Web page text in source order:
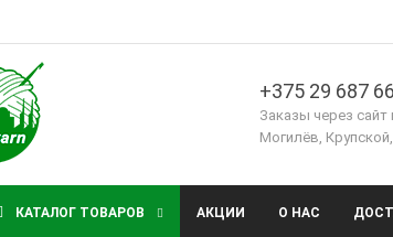
+375 29 687
Заказы через
Могилёв,
КАТАЛОГ ТОВАРОВ АКЦИИ О НАС